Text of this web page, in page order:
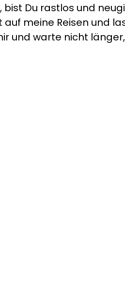
Du rastlos und
meine Reisen und
und warte nicht